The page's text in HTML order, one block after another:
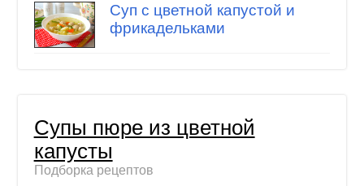
Суп с цветной капустой и
фрикадельками
Супы пюре из цветной
капусты
Подборка рецептов